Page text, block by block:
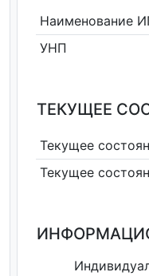
Наименование
УНП
ТЕКУЩЕЕ
Текущее
Текущее